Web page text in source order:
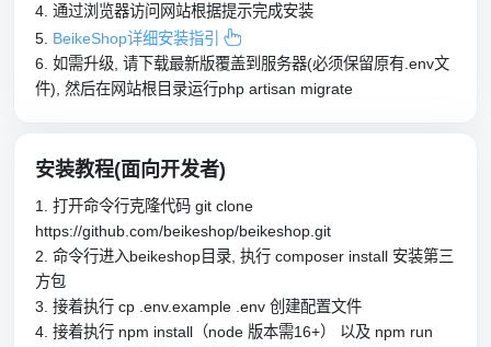
4. 通过浏览器访问网站根据提示完成安装
5. BeikeShop详细安装指引
6. 如需升级, 请下载最新版覆盖到服务器(必须保留原有.env文
件), 然后在网站根目录运行php artisan migrate
安装教程(面向开发者)
1. 打开命令行克隆代码 git clone
https://github.com/beikeshop/beikeshop.git
2. 命令行进入beikeshop目录, 执行 composer install 安装第三
方包
3. 接着执行 cp .env.example .env 创建配置文件
4. 接着执行 npm install（node 版本需16+） 以及 npm run